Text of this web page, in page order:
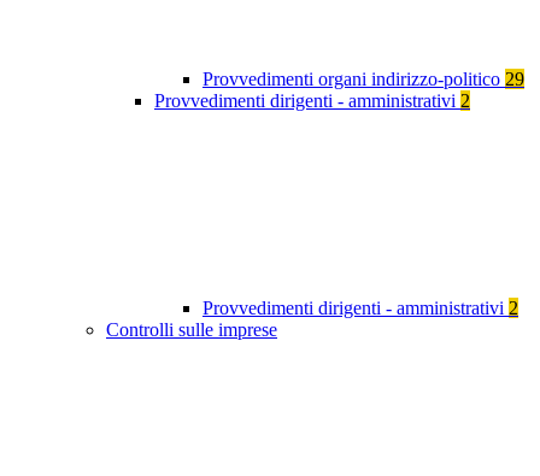
Provvedimenti organi indirizzo-politico 29
Provvedimenti dirigenti - amministrativi 2
Provvedimenti dirigenti - amministrativi 2
Controlli sulle imprese